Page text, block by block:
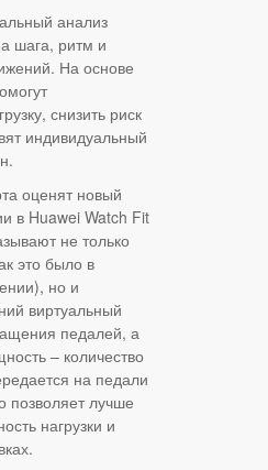
анализ
шага, ритм и
На основе
снизить риск
индивидуальный
оценят новый
в Huawei Watch Fit
не только
это было в
но и
виртуальный
педалей, а
– количество
на педали
позволяет лучше
нагрузки и